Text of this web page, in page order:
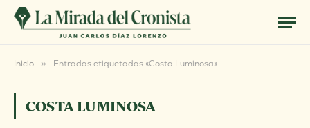
Inicio » Entradas etiquetadas «Costa Luminosa»
COSTA LUMINOSA